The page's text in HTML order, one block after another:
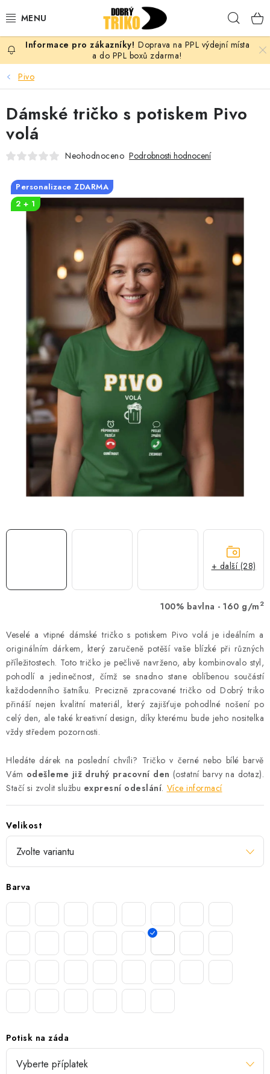
na
PRO ŽENY
PRO MUŽE
PRO DĚTI
PRO PÁRY
VLASTNÍ MOTIV
OKAMŽITĚ K ODBĚRU
B2B
MÁM SRDCE POMÁHÁM
VÁNOCE
PROVIZNÍ SYSTÉM
Časté otázky
Doprava a platba
Obchodní podmínky
Zásady zpracování ochrany osobních údajů
Napište nám
Doprava na PPL výdejní místa
a do PPL boxů zdarma!
Pivo
100% bavlna - 160 g/m 2
Veselé a vtipné dámské tričko s potiskem Pivo volá je ideálním a
originálním dárkem, který zaručeně potěší vaše blízké při různých
příležitostech. Toto tričko je pečlivě navrženo, aby kombinovalo styl,
pohodlí a jedinečnost, čímž se snadno stane oblíbenou součástí
každodenního šatníku. Precizně zpracované tričko od Dobrý triko
přináší nejen kvalitní materiál, který zajišťuje pohodlné nošení po
celý den, ale také kreativní design, díky kterému bude jeho nositelka
vždy středem pozornosti.
Hledáte dárek na poslední chvíli? Tričko v černé nebo bílé barvě
Vám odešleme již druhý pracovní den (ostatní barvy na dotaz).
Stačí si zvolit službu expresní odeslání. Více informací
Velikost
Barva
Potisk na záda
Dámské tričko s potiskem Pivo
volá
Neohodnoceno Podrobnosti hodnocení
Personalizace ZDARMA
2 + 1
+ další (28)